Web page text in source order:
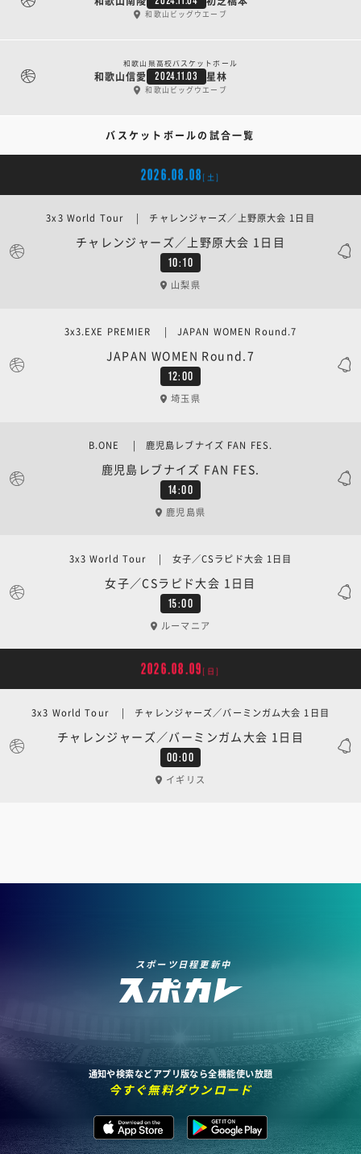
和歌山ビッグウエーブ
和歌山県高校バスケットボール
和歌山信愛 2024.11.03 星林
和歌山ビッグウエーブ
バスケットボールの試合一覧
2026.08.08 [土]
10:10
チャレンジャーズ／上野原大会 1日目
3x3 World Tour | チャレンジャーズ／上野原大会 1日目
山梨県
12:00
JAPAN WOMEN Round.7
3x3.EXE PREMIER | JAPAN WOMEN Round.7
埼玉県
14:00
鹿児島レブナイズ FAN FES.
B.ONE | 鹿児島レブナイズ FAN FES.
鹿児島県
15:00
女子／CSラピド大会 1日目
3x3 World Tour | 女子／CSラピド大会 1日目
ルーマニア
2026.08.09 [日]
00:00
チャレンジャーズ／バーミンガム大会 1日目
3x3 World Tour | チャレンジャーズ／バーミンガム大会 1日目
イギリス
スポーツ日程更新中
通知や検索などアプリ版なら全機能使い放題
今すぐ無料ダウンロード